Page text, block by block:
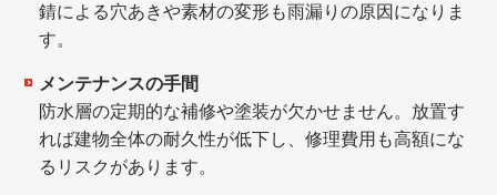
錆による穴あきや素材の変形も雨漏りの原因になりま
す。
メンテナンスの手間
防水層の定期的な補修や塗装が欠かせません。放置す
れば建物全体の耐久性が低下し、修理費用も高額にな
るリスクがあります。